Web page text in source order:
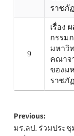
ราชภั
9
เรื่อง
กรรม
มหาวิ
คณาจ
ของม
ราชภั
Post
Previous:
มร.ลป. ร่วมประ